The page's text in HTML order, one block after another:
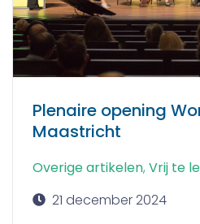
Plenaire opening
Maastricht
Overige artikelen, Vrij te
21 december 2024